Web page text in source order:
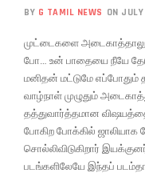
BY G TAMIL NEWS ON
முட்டைகளை அடைகாத்தாலும்
போ… உன் பாதையை நீயே
மனிதன் மட்டுமே எப்போதும்
வாழ்நாள் முழுதும்
தத்துவார்த்தமான
போகிற போக்கில் ஜாலியாக
சொல்லிவிடுகிறார்
படங்களிலேயே இந்தப்